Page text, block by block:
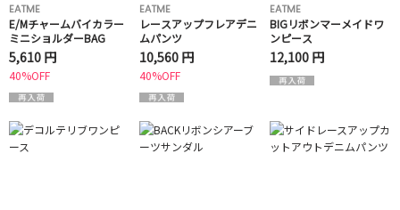
EATME
E/Mチャームバイカラー
ミニショルダーBAG
5,610 円
40%OFF
EATME
レースアップフレアデニ
ムパンツ
10,560 円
40%OFF
EATME
BIGリボンマーメイドワ
ンピース
12,100 円